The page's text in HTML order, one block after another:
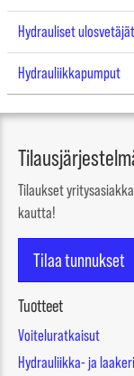
Hydrauliset ulosvetäjät
Hydrauliikkapumput
Tilaukset
kautta!
Tilaa tunnukset
Tuotteet
Voiteluratkaisut
Hydrauliikka- ja